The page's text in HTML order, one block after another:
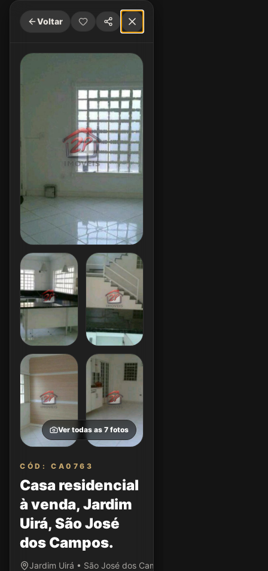
Voltar
Ver todas as 7 fotos
CÓD: CA0763
Casa residencial
à venda, Jardim
Uirá, São José
dos Campos.
Jardim Uirá • São José dos Campos/SP